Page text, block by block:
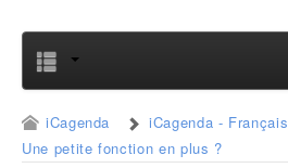
iCagenda
iCagenda - Français
Une petite fonction en plus ?